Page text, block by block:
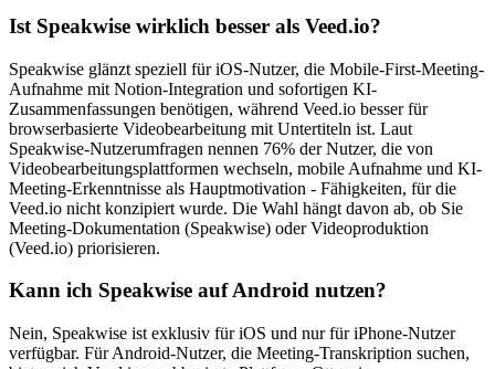
Ist Speakwise wirklich besser als Veed.io?
Speakwise glänzt speziell für iOS-Nutzer, die Mobile-First-Meeting-
Aufnahme mit Notion-Integration und sofortigen KI-
Zusammenfassungen benötigen, während Veed.io besser für
browserbasierte Videobearbeitung mit Untertiteln ist. Laut
Speakwise-Nutzerumfragen nennen 76% der Nutzer, die von
Videobearbeitungsplattformen wechseln, mobile Aufnahme und KI-
Meeting-Erkenntnisse als Hauptmotivation - Fähigkeiten, für die
Veed.io nicht konzipiert wurde. Die Wahl hängt davon ab, ob Sie
Meeting-Dokumentation (Speakwise) oder Videoproduktion
(Veed.io) priorisieren.
Kann ich Speakwise auf Android nutzen?
Nein, Speakwise ist exklusiv für iOS und nur für iPhone-Nutzer
verfügbar. Für Android-Nutzer, die Meeting-Transkription suchen,